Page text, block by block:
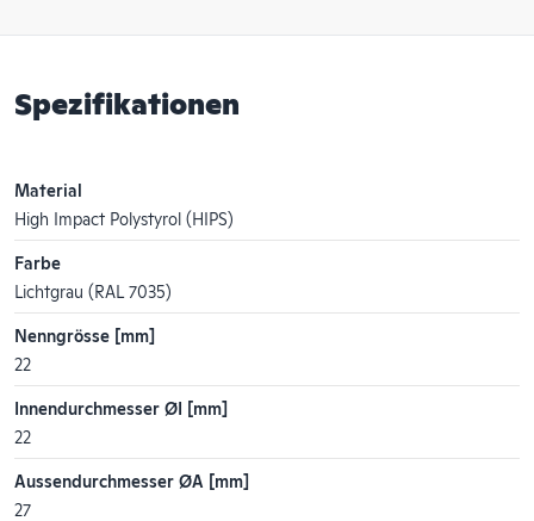
Spezifikationen
Material
High Impact Polystyrol (HIPS)
Farbe
Lichtgrau (RAL 7035)
Nenngrösse [mm]
22
Innendurchmesser ØI [mm]
22
Aussendurchmesser ØA [mm]
27